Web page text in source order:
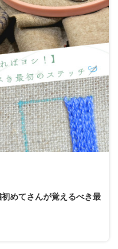
初めてさんが覚えるべき最